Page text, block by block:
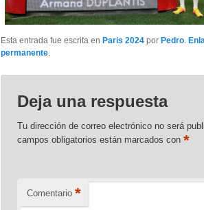
Esta entrada fue escrita en Paris 2024 por Pedro.
permanente.
Deja una respuesta
Tu dirección de correo electrónico no será
campos obligatorios están marcados con*
Comentario *